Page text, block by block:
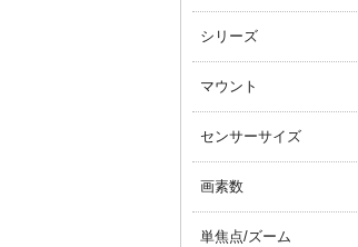
シリーズ
マウント
センサーサイズ
画素数
単焦点/ズーム